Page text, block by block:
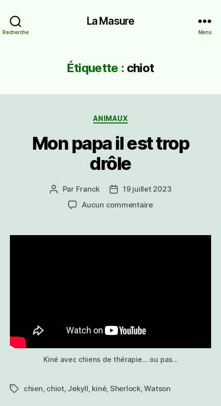
Recherche
La Masure
Menu
Étiquette : chiot
Catégories
ANIMAUX
Mon papa il est trop
drôle
Auteur
l’article
Par Franck
Date19 juillet 2023
Aucun commentairesur
il
Kiné avec chiens de thérapie… ou pas…
Étiquettes
chien, chiot, Jekyll, kiné, Sherlock,Watson